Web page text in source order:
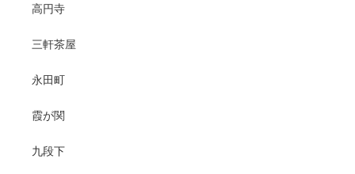
高円寺
三軒茶屋
永田町
霞が関
九段下